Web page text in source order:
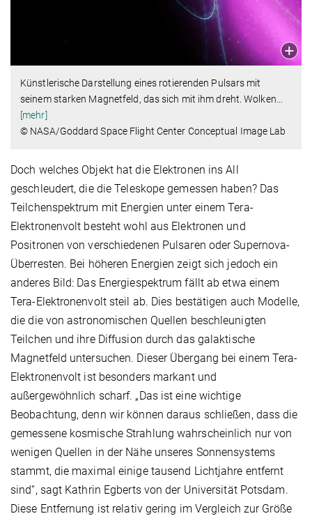
Künstlerische Darstellung eines rotierenden Pulsars mit
seinem starken Magnetfeld, das sich mit ihm dreht. Wolken
[mehr]
© NASA/Goddard Space Flight Center Conceptual Image Lab
Doch welches Objekt hat die Elektronen ins All
geschleudert, die die Teleskope gemessen haben? Das
Teilchenspektrum mit Energien unter einem Tera-
Elektronenvolt besteht wohl aus Elektronen und
Positronen von verschiedenen Pulsaren oder Supernova-
Überresten. Bei höheren Energien zeigt sich jedoch ein
anderes Bild: Das Energiespektrum fällt ab etwa einem
Tera-Elektronenvolt steil ab. Dies bestätigen auch Modelle,
die die von astronomischen Quellen beschleunigten
Teilchen und ihre Diffusion durch das galaktische
Magnetfeld untersuchen. Dieser Übergang bei einem Tera-
Elektronenvolt ist besonders markant und
außergewöhnlich scharf. „Das ist eine wichtige
Beobachtung, denn wir können daraus schließen, dass die
gemessene kosmische Strahlung wahrscheinlich nur von
wenigen Quellen in der Nähe unseres Sonnensystems
stammt, die maximal einige tausend Lichtjahre entfernt
sind“, sagt Kathrin Egberts von der Universität Potsdam.
Diese Entfernung ist relativ gering im Vergleich zur Größe